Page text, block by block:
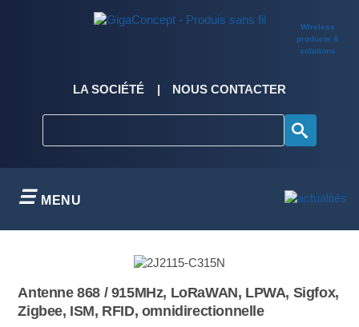
Wireless
products &
solutions
LA SOCIÉTÉ NOUS CONTACTER
MENU
Antenne 868 / 915MHz, LoRaWAN, LPWA, Sigfox,
Zigbee, ISM, RFID, omnidirectionnelle